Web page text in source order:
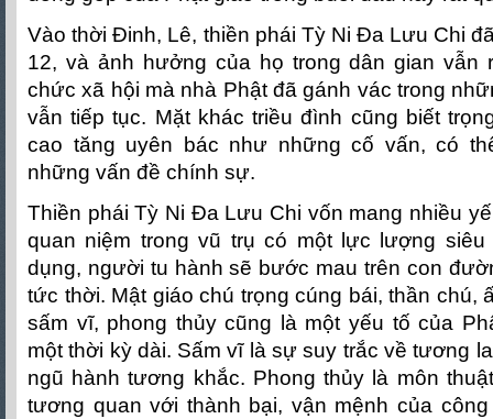
Vào thời Đinh, Lê, thiền phái Tỳ Ni Đa Lưu Chi
12, và ảnh hưởng của họ trong dân gian vẫn
chức xã hội mà nhà Phật đã gánh vác trong
vẫn tiếp tục. Mặt khác triều đình cũng biết
cao tăng uyên bác như những cố vấn, có
những vấn đề chính sự.
Thiền phái Tỳ Ni Đa Lưu Chi vốn mang nhiều
quan niệm trong vũ trụ có một lực lượng
dụng, người tu hành sẽ bước mau trên con
tức thời. Mật giáo chú trọng cúng bái, thần chú,
sấm vĩ, phong thủy cũng là một yếu tố của
một thời kỳ dài. Sấm vĩ là sự suy trắc về tương
ngũ hành tương khắc. Phong thủy là môn
tương quan với thành bại, vận mệnh của